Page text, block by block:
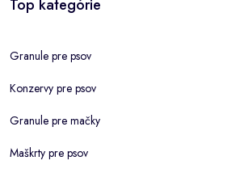
Top kategórie
Granule pre psov
Konzervy pre psov
Granule pre mačky
Maškrty pre psov